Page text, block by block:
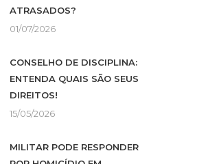
ATRASADOS?
01/07/2026
CONSELHO DE DISCIPLINA:
ENTENDA QUAIS SÃO SEUS
DIREITOS!
15/05/2026
MILITAR PODE RESPONDER